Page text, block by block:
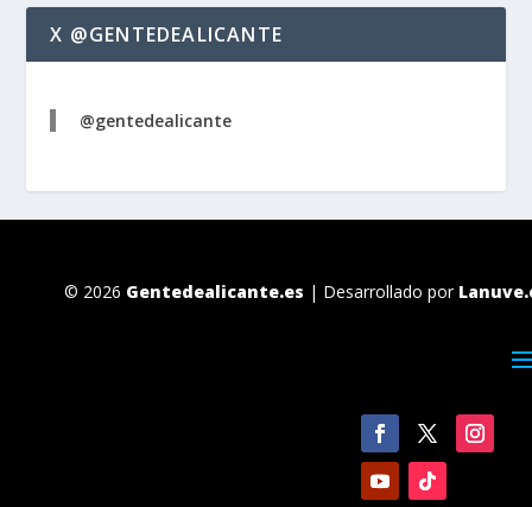
X @GENTEDEALICANTE
@gentedealicante
© 2026 Gentedealicante.es | Desarrollado por